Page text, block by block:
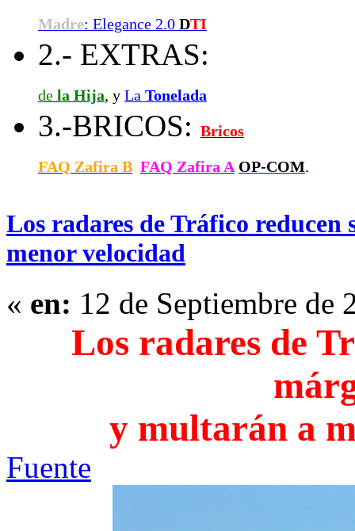
Madre: Elegance 2.0 DTI
2.- EXTRAS:
de la Hija, y La Tonelada
3.-BRICOS: Bricos
FAQ Zafira B FAQ Zafira A OP-COM.
Los radares de Tráfico reducen
menor velocidad
« en: 12 de Septiembre de
Los radares de
y multarán a
Fuente